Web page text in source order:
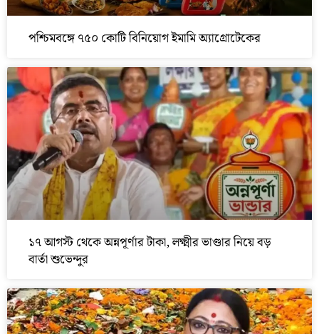
পশ্চিমবঙ্গে ৭৫০ কোটি বিনিয়োগ ইমামি অ্যাগ্রোটেকের
১৭ আগস্ট থেকে অন্নপূর্ণার টাকা, লক্ষ্মীর ভাণ্ডার নিয়ে বড়
বার্তা শুভেন্দুর